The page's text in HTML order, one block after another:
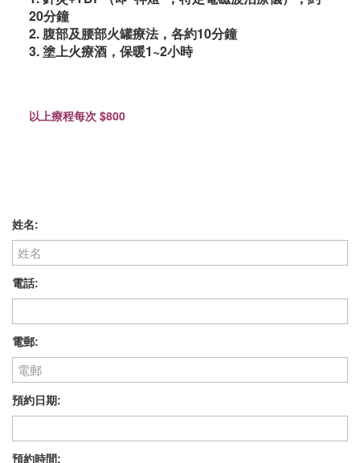
20分鐘
2. 腹部及腰部火罐療法，各約10分鐘
3. 塗上火療酒，保暖1~2小時
以上療程每次 $800
姓名:
電話:
電郵:
預約日期:
預約時間: